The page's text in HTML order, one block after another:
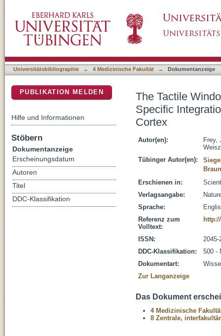
Segregation of the Primary Somatosensory
Universitätsbibliographie → 4 Medizinische Fakultät → Dokumentanzeige
The Tactile
Specific
Cortex
Autor(en):
Frey,
Tübinger Autor(en):
Erschienen in:
Verlagsangabe:
Sprache:
Referenz zum
Volltext:
ISSN:
2045-
DDC-Klassifikation:
500 -
Dokumentart:
Zur Langanzeige
Das Dokument
4 Medizinische
8 Zentrale,
PUBLIKATION MELDEN
Hilfe und Informationen
Stöbern
Dokumentanzeige
Erscheinungsdatum
Autoren
Titel
DDC-Klassifikation